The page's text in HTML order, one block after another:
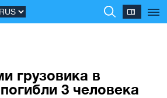
грузовика в
3 человека